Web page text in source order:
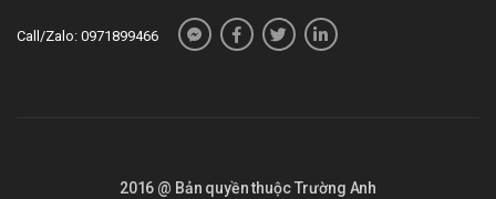
Call/Zalo: 0971899466
2016 @ Bản quyền thuộc Trường Anh